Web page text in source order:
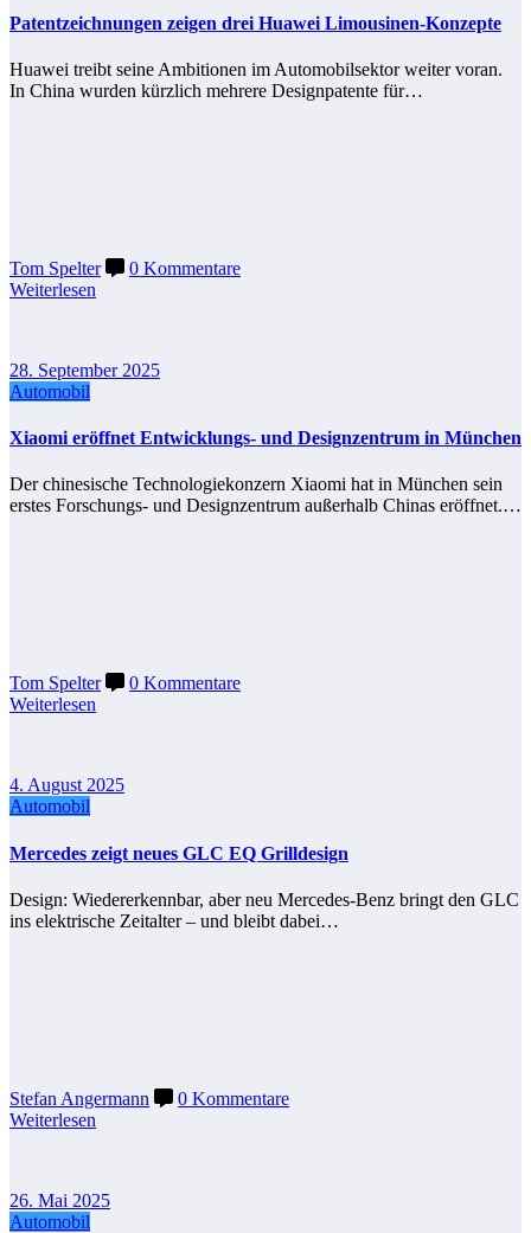
Patentzeichnungen zeigen drei Huawei Limousinen-Konzepte
Huawei treibt seine Ambitionen im Automobilsektor weiter voran.
In China wurden kürzlich mehrere Designpatente für…
Tom Spelter
0 Kommentare
Weiterlesen
28. September 2025
Automobil
Xiaomi eröffnet Entwicklungs- und Designzentrum in München
Der chinesische Technologiekonzern Xiaomi hat in München sein
erstes Forschungs- und Designzentrum außerhalb Chinas eröffnet.…
Tom Spelter
0 Kommentare
Weiterlesen
4. August 2025
Automobil
Mercedes zeigt neues GLC EQ Grilldesign
Design: Wiedererkennbar, aber neu Mercedes-Benz bringt den GLC
ins elektrische Zeitalter – und bleibt dabei…
Stefan Angermann
0 Kommentare
Weiterlesen
26. Mai 2025
Automobil